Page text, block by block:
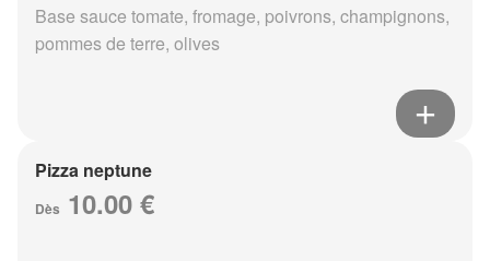
Base sauce tomate, fromage, poivrons, champignons,
pommes de terre, olives
Pizza neptune
Dès 10.00 €